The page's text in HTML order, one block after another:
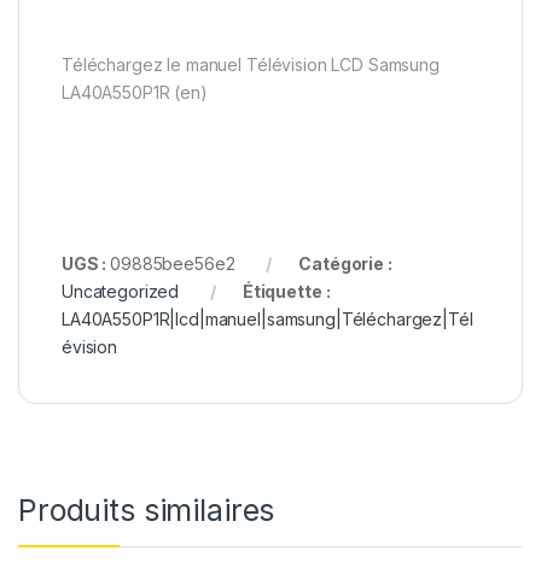
Téléchargez le manuel Télévision LCD Samsung
LA40A550P1R (en)
UGS :09885bee56e2
Catégorie :
Uncategorized
Étiquette :
LA40A550P1R|lcd|manuel|samsung|Téléchargez|Tél
évision
Produits similaires